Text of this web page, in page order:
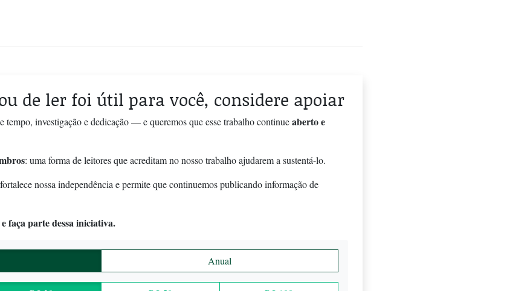
de ler foi útil para você, considere apoiar
tempo, investigação e dedicação — e queremos que esse trabalho continueaberto e
: uma forma de leitores que acreditam no nosso trabalho ajudarem a sustentá-lo.
nossa independência e permite que continuemos publicando informação de
faça parte dessa iniciativa.
Anual